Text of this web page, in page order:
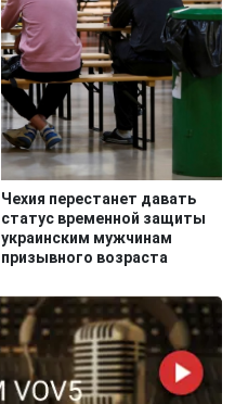
Чехия перестанет давать
статус временной защиты
украинским мужчинам
призывного возраста